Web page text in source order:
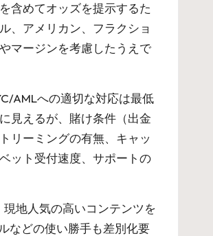
含めてオッズを提示するた
、アメリカン、フラクショ
マージンを考慮したうえで
AMLへの適切な対応は最低
見えるが、賭け条件（出金
リーミングの有無、キャッ
ット受付速度、サポートの
地人気の高いコンテンツを
などの使い勝手も差別化要